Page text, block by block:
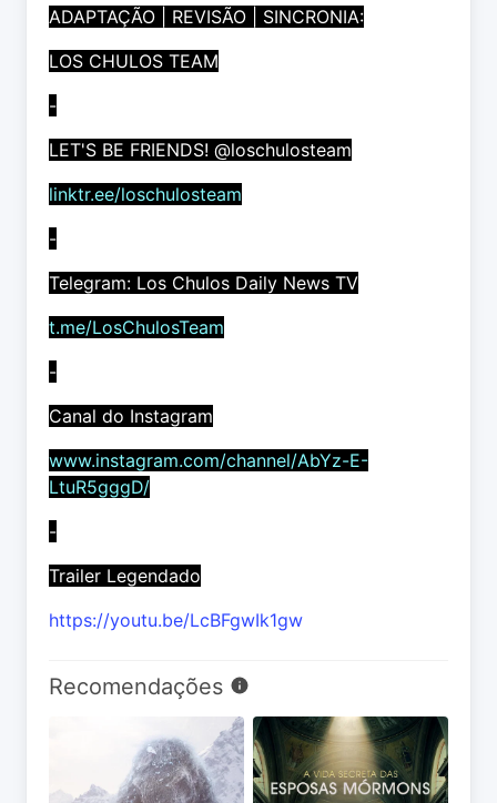
ADAPTAÇÃO | REVISÃO | SINCRONIA:
LOS CHULOS TEAM
-
LET'S BE FRIENDS! @loschulosteam
linktr.ee/loschulosteam
-
Telegram: Los Chulos Daily News TV
t.me/LosChulosTeam
-
Canal do Instagram
www.instagram.com/channel/AbYz-E-
LtuR5gggD/
-
Trailer Legendado
https://youtu.be/LcBFgwIk1gw
Recomendações